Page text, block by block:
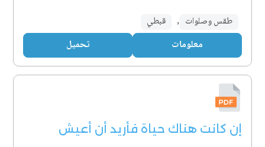
طقس وصلوات , قبطي
معلومات تحميل
إن كانت هناك حياة فأريد أن أعيش